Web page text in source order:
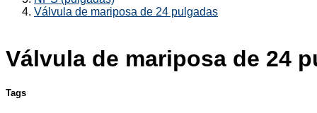
Válvula de mariposa de 24 pulgadas
Válvula de mariposa de 24
Tags